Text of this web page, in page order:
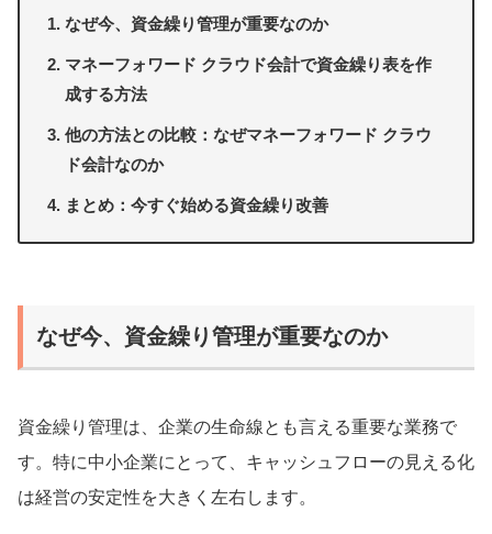
なぜ今、資金繰り管理が重要なのか
マネーフォワード クラウド会計で資金繰り表を作
成する方法
他の方法との比較：なぜマネーフォワード クラウ
ド会計なのか
まとめ：今すぐ始める資金繰り改善
なぜ今、資金繰り管理が重要なのか
資金繰り管理は、企業の生命線とも言える重要な業務で
す。特に中小企業にとって、キャッシュフローの見える化
は経営の安定性を大きく左右します。